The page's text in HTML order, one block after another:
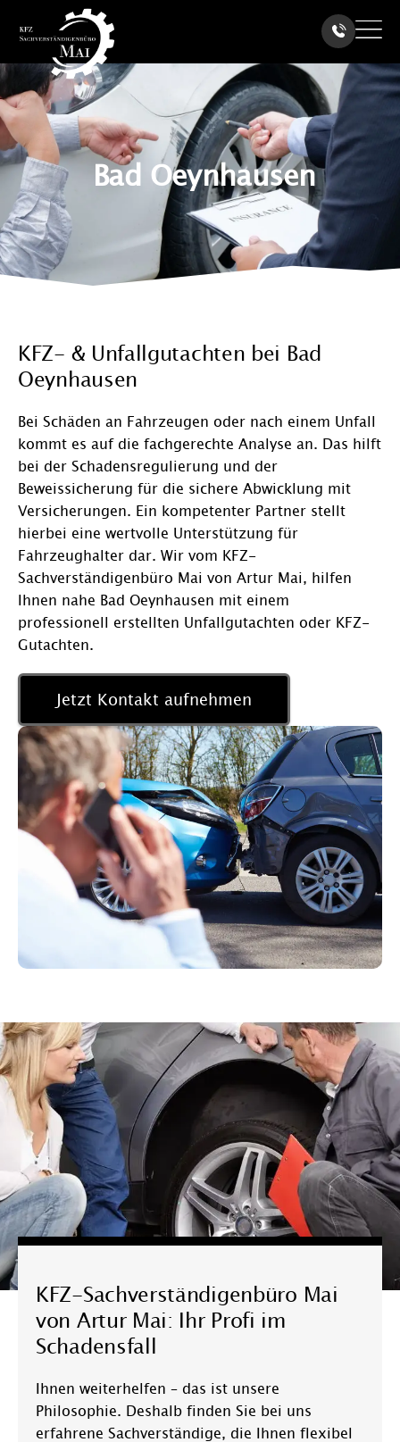
Bad Oeynhausen
KFZ- & Unfallgutachten bei Bad
Oeynhausen
Bei Schäden an Fahrzeugen oder nach einem Unfall
kommt es auf die fachgerechte Analyse an. Das hilft
bei der Schadensregulierung und der
Beweissicherung für die sichere Abwicklung mit
Versicherungen. Ein kompetenter Partner stellt
hierbei eine wertvolle Unterstützung für
Fahrzeughalter dar. Wir vom KFZ-
Sachverständigenbüro Mai von Artur Mai, hilfen
Ihnen nahe Bad Oeynhausen mit einem
professionell erstellten Unfallgutachten oder KFZ-
Gutachten.
Jetzt Kontakt aufnehmen
KFZ-Sachverständigenbüro Mai
von Artur Mai: Ihr Profi im
Schadensfall
Ihnen weiterhelfen – das ist unsere
Philosophie. Deshalb finden Sie bei uns
erfahrene Sachverständige, die Ihnen flexibel